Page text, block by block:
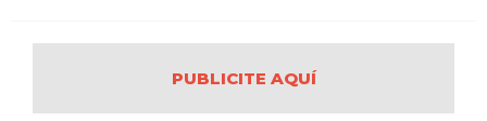
PUBLICITE AQUÍ